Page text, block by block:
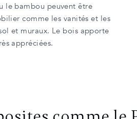
le bambou peuvent être
comme les vanités et les
et muraux. Le bois apporte
appréciées.